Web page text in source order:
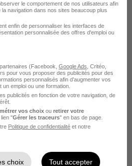
Courcouronnes
local
le comportement de nos utilisateurs afin
navigation dans nos sites beaucoup plus
enfin de personnaliser les interfaces de
personnalisée des offres d'emploi ou
(Facebook, Google Ads , Critéo,
pour vous proposer des publicités pour des
personnalisés afin d’augmenter vos
emploi ou une formation.
publicités en fonction de votre navigation, de
vos choix ou retirer votre
"Gérer les traceurs" en bas de page.
Politique de confidentialité et notre
choix Tout accepter